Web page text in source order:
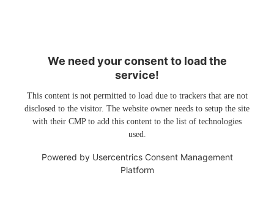
We need your consent to load the
service!
This content is not permitted to load due to trackers that are not
disclosed to the visitor. The website owner needs to setup the site
with their CMP to add this content to the list of technologies
used.
Powered by Usercentrics Consent Management
Platform